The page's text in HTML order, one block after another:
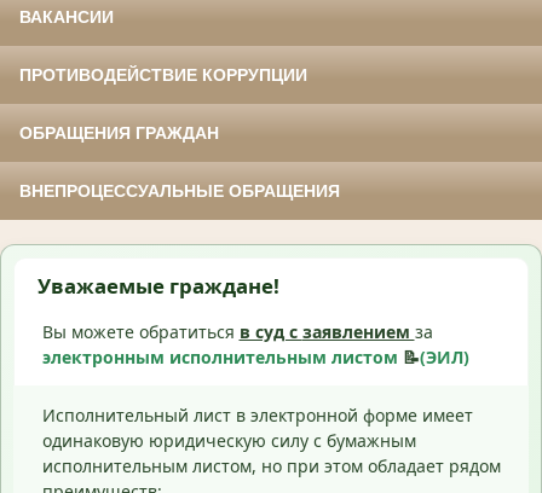
ВАКАНСИИ
ПРОТИВОДЕЙСТВИЕ КОРРУПЦИИ
ОБРАЩЕНИЯ ГРАЖДАН
ВНЕПРОЦЕССУАЛЬНЫЕ ОБРАЩЕНИЯ
Уважаемые граждане!
Вы можете обратиться в суд с заявлением за
электронным исполнительным листом 📝(ЭИЛ)
Исполнительный лист в электронной форме имеет
одинаковую юридическую силу с бумажным
исполнительным листом, но при этом обладает рядом